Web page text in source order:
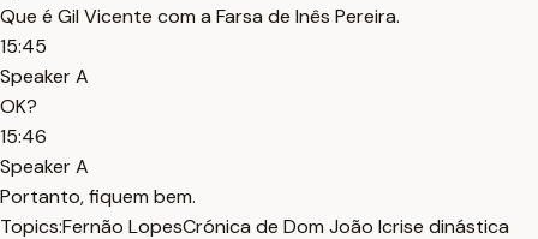
Que é Gil Vicente com a Farsa de Inês Pereira.
15:45
Speaker A
OK?
15:46
Speaker A
Portanto, fiquem bem.
Topics:Fernão LopesCrónica de Dom João Icrise dinástica